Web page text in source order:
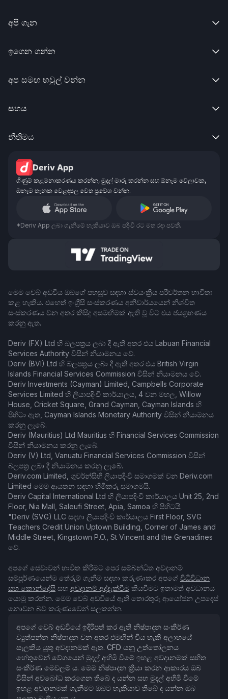
අපි ගැන 
ඉගෙන ගන්න 
අප සමඟ හවුල් වන්න 
සහය 
නීතිමය 
Deriv App
ගිණුම් කළමනාකරණය කරන්න, මුදල් මාරු කරන්න සහ ඕනෑම වේලාවක,
ඕනෑම තැනක වෙළඳපල වෙත ප්‍රවේශ වන්න.
*Deriv App ලබා ගැනීමේ හැකියාව ඔබ පදිංචි රට මත රඳා පවතී.
මෙම වෙබ් අඩවිය ඔබගේ පහසුව සඳහා ස්වයංක්‍රීය පරිවර්තන භාවිතා
කළ හැකිය. එහෙත් ඉංග්‍රීසි සංස්කරණය අනිවාර්යයෙන් නිශ්චිත
සංස්කරණය වන අතර කිසිදු අසමඟීමක් ඇති වූ විට එය ජයග්‍රහණය
කරනු ඇත.
Deriv (FX) Ltd හි බලපත්‍රය ලබා දී ඇති අතර එය Labuan Financial
Services Authority විසින් නියාමනය වේ.
Deriv (BVI) Ltd හි බලපත්‍රය ලබා දී ඇති අතර එය British Virgin
Islands Financial Services Commission විසින් නියාමනය වේ.
Deriv Investments (Cayman) Limited, Campbells Corporate
Services Limited හි ලියාපදිංචි කාර්යාලය, 4 වන මහල, Willow
House, Cricket Square, Grand Cayman, Cayman Islands හි
පිහිටා ඇත, Cayman Islands Monetary Authority විසින් නියාමනය
කරනු ලැබේ.
Deriv (Mauritius) Ltd Mauritius හි Financial Services Commission
විසින් නියාමනය කරනු ලැබේ.
Deriv (V) Ltd, Vanuatu Financial Services Commission විසින්
බලපත්‍ර ලබා දී නියාමනය කරනු ලැබේ.
Deriv.com Limited, ගුවර්න්සිහි ලියාපදිංචි සමාගමක් වන Deriv.com
Limited මෙම ආයතන සඳහා හිමිකරු සමාගමයි.
Deriv Capital International Ltd හි ලියාපදිංචි කාර්යාලය Unit 25, 2nd
Floor, Nia Mall, Saleufi Street, Apia, Samoa හි පිහිටයි.
"Deriv (SVG) LLC සදහා ලියාපදිංචි කාර්යාලය First Floor, SVG
Teachers Credit Union Uptown Building, Corner of James and
Middle Street, Kingstown P.O., St Vincent and the Grenadines
වේ.
අපගේ සේවාවන් භාවිත කිරීමට පෙර සම්බන්ධිත අවදානම්
සම්පූර්ණයෙන්ම තේරුම් ගැනීම සඳහා කරුණාකර අපගේ විධිවිධාන
සහ කොන්දේසි සහ අවදානම් අද්දැක්වීම කියවීමට ඉතාමත් අවධානය
යොමු කරන්න. මෙම වෙබ් අඩවියේ ඇති තොරතුරු ආයෝජන උපදෙස්
නොවන බව කරුණාවෙන් සලකන්න.
අපගේ වෙබ් අඩවියේ ඉදිරිපත් කර ඇති නිෂ්පාදන සංකීර්ණ
ව්‍යුත්පන්න නිෂ්පාදන වන අතර එමඟින් විය හැකි අලාභයේ
සැලකිය යුතු අවදානමක් ඇත. CFD යනු උත්තෝලනය
හේතුවෙන් වේගයෙන් මුදල් අහිමි වීමේ ඉහළ අවදානමක් සහිත
සංකීර්ණ මෙවලම් ය. මෙම නිෂ්පාදන ක්‍රියා කරන ආකාරය ඔබ
විසින් අවබෝධ කරගෙන තිබේ ද යන්න සහ මුදල් අහිමි වීමේ
ඉහළ අවදානමක් ගැනීමට ඔබට හැකියාව තිබේ ද යන්න ඔබ